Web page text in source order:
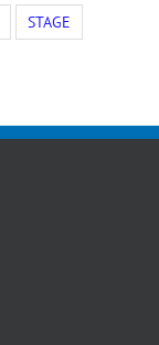
STAGE